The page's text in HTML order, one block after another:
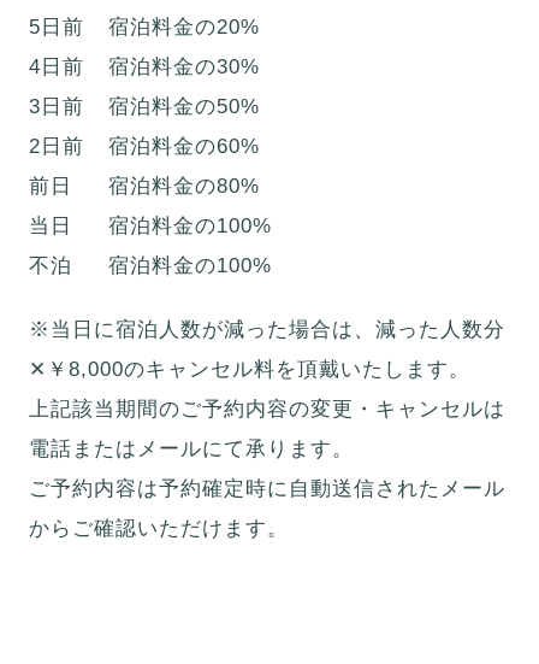
5日前
宿泊料金の20%
4日前
宿泊料金の30%
3日前
宿泊料金の50%
2日前
宿泊料金の60%
前日
宿泊料金の80%
当日
宿泊料金の100%
不泊
宿泊料金の100%
※当日に宿泊人数が減った場合は、減った人数分
✕￥8,000のキャンセル料を頂戴いたします。
上記該当期間のご予約内容の変更・キャンセルは
電話またはメールにて承ります。
ご予約内容は予約確定時に自動送信されたメール
からご確認いただけます。